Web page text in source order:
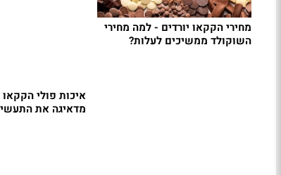
מחירי הקקאו יורדים - למה מחירי
השוקולד ממשיכים לעלות?
איכות פולי
מדאיגה את